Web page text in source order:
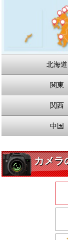
北海道
関東
関西
中国